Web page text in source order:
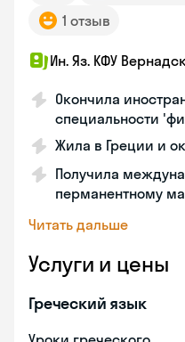
1 отзыв
Ин. Яз. КФУ
Окончила
специальности
Жила в Греции и
Получила
перманентному
Читать дальше
Услуги и цены
Греческий язык